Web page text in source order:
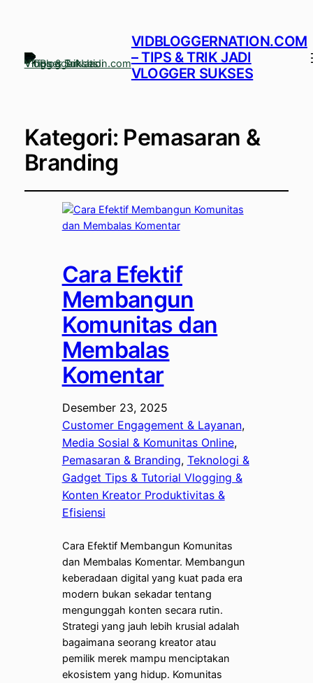
VIDBLOGGERNATION.COM
– TIPS & TRIK JADI
VLOGGER SUKSES
Kategori: Pemasaran &
Branding
Cara Efektif
Membangun
Komunitas dan
Membalas
Komentar
Desember 23, 2025
Customer Engagement & Layanan ,
Media Sosial & Komunitas Online ,
Pemasaran & Branding, Teknologi &
Gadget Tips & Tutorial Vlogging &
Konten Kreator Produktivitas &
Efisiensi
Cara Efektif Membangun Komunitas
dan Membalas Komentar. Membangun
keberadaan digital yang kuat pada era
modern bukan sekadar tentang
mengunggah konten secara rutin.
Strategi yang jauh lebih krusial adalah
bagaimana seorang kreator atau
pemilik merek mampu menciptakan
ekosistem yang hidup. Komunitas